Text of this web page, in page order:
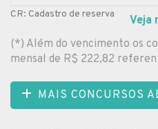
CR: Cadastro de reserva Veja
(*) Além do vencimento os
mensal de R$ 222,82
MAIS CONCURSOS